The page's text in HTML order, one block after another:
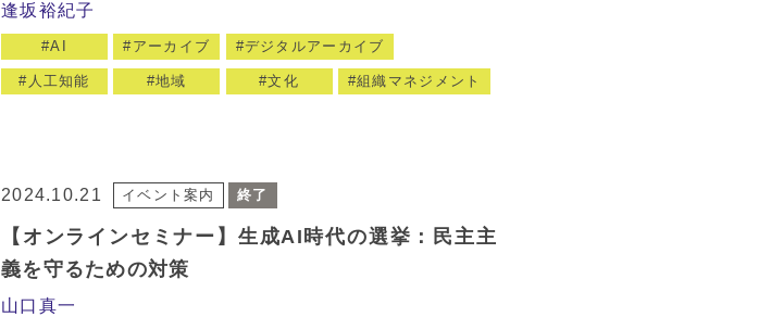
逢坂裕紀子
AI アーカイブ デジタルアーカイブ
人工知能 地域 文化 組織マネジメント
2024.10.21 イベント案内 終了
【オンラインセミナー】生成AI時代の選挙：民主主
義を守るための対策
山口真一